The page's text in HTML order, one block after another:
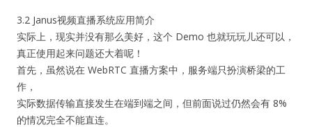
3.2 Janus视频直播系统应用简介
实际上，现实并没有那么美好，这个 Demo 也就玩玩儿还可以，
真正使用起来问题还大着呢！
首先，虽然说在 WebRTC 直播方案中，服务端只扮演桥梁的工
作，
实际数据传输直接发生在端到端之间，但前面说过仍然会有 8%
的情况完全不能直连。